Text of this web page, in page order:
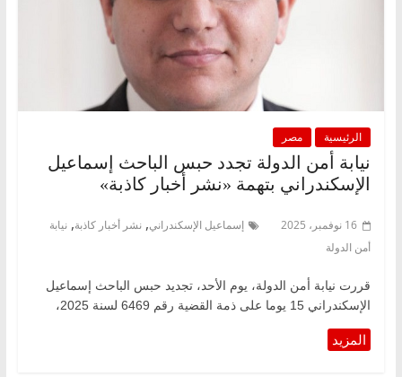
الرئيسية مصر
نيابة أمن الدولة تجدد حبس الباحث إسماعيل
الإسكندراني بتهمة «نشر أخبار كاذبة»
16 نوفمبر، 2025 إسماعيل الإسكندراني, نشر أخبار كاذبة, نيابة
أمن الدولة
قررت نيابة أمن الدولة، يوم الأحد، تجديد حبس الباحث إسماعيل
الإسكندراني 15 يوما على ذمة القضية رقم 6469 لسنة 2025،